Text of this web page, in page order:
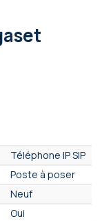
Téléphone IP SIP
Poste à poser
Neuf
Oui